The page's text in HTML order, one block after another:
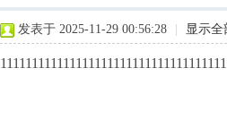
发表于 2025-11-29 00:56:28 显示全